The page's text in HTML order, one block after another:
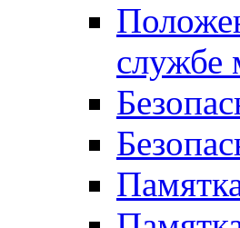
службе